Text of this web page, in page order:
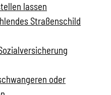
lassen
Straßenschild
oder